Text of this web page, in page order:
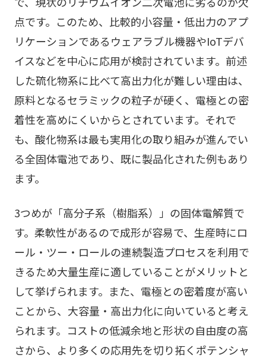
点です。このため、比較的小容量・低出力のアプ
リケーションであるウェアラブル機器やIoTデバ
イスなどを中心に応用が検討されています。前述
した硫化物系に比べて高出力化が難しい理由は、
原料となるセラミックの粒子が硬く、電極との密
着性を高めにくいからとされています。それで
も、酸化物系は最も実用化の取り組みが進んでい
る全固体電池であり、既に製品化された例もあり
ます。
3つめが「高分子系（樹脂系）」の固体電解質で
す。柔軟性があるので成形が容易で、生産時にロ
ール・ツー・ロールの連続製造プロセスを利用で
きるため大量生産に適していることがメリットと
して挙げられます。また、電極との密着度が高い
ことから、大容量・高出力化に向いていると考え
られます。コストの低減余地と形状の自由度の高
さから、より多くの応用先を切り拓くポテンシャ